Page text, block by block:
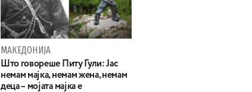
МАКЕДОНИЈА
Што говореше Питу Гули: Јас
немам мајка, немам жена, немам
деца – мојата мајка е